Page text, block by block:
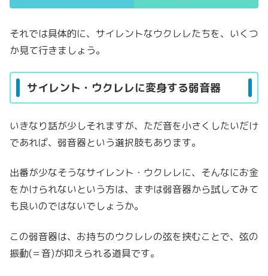
それでは具体的に、サイレントなウクレレたちを、いくつ
か見て行きましょう。
サイレント・ウクレレに変身する弱音器
いきなり話が少しそれますが、ただ音を小さくしたいだけ
であれば、弱音器という選択肢もあります。
出番が少なそうなサイレント・ウクレレに、そんなにお金
をかけられないという方は、まずは弱音器から試してみて
も良いのではないでしょうか。
この弱音器は、お持ちのウクレレの弦を挟むことで、弦の
振動(＝音)が抑えられる道具です。